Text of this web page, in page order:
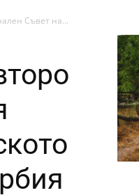
Съвет на...